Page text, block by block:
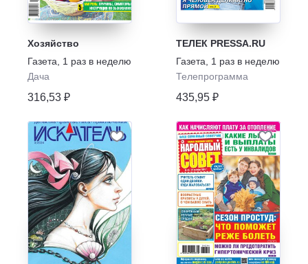
Хозяйство
Газета
1 раз в неделю
Дача
316,53 ₽
ТЕЛЕК PRESSA.RU
Газета
1 раз в неделю
Телепрограмма
435,95 ₽